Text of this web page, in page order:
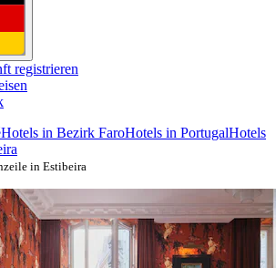
registrieren
Hotels in Bezirk FaroHotels in PortugalHotels
in Estibeira